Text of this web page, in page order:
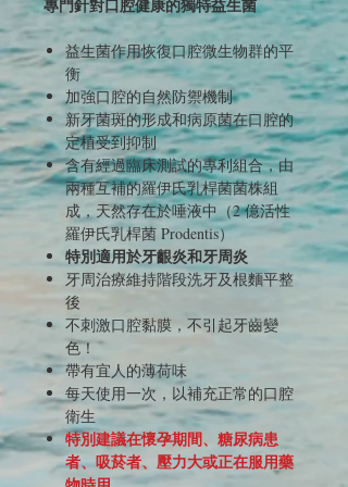
專門針對口腔健康的獨特益生菌
益生菌作用恢復口腔微生物群的平
衡
加強口腔的自然防禦機制
新牙菌斑的形成和病原菌在口腔的
定植受到抑制
含有經過臨床測試的專利組合，由
兩種互補的羅伊氏乳桿菌菌株組
成，天然存在於唾液中（2 億活性
羅伊氏乳桿菌 Prodentis）
特別適用於牙齦炎和牙周炎
牙周治療維持階段洗牙及根麵平整
後
不刺激口腔黏膜，不引起牙齒變
色！
帶有宜人的薄荷味
每天使用一次，以補充正常的口腔
衛生
特別建議在懷孕期間、糖尿病患
者、吸菸者、壓力大或正在服用藥